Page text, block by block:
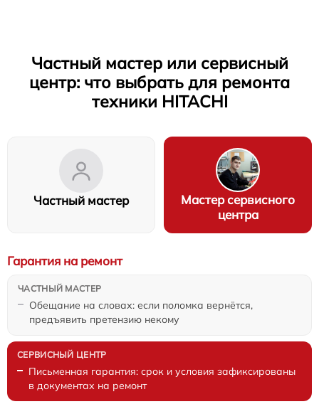
Частный мастер или сервисный
центр: что выбрать для ремонта
техники HITACHI
Частный мастер
Мастер сервисного
центра
Обещание на словах: если поломка вернётся,
предъявить претензию некому
Гарантия на ремонт
Письменная гарантия: срок и условия зафиксированы
в документах на ремонт